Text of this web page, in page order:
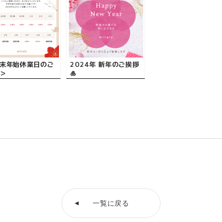
年始休業日のご
2024年 新年のご挨拶
🎍
一覧に戻る